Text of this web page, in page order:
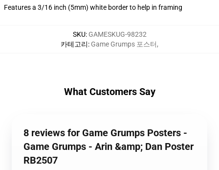
Features a 3/16 inch (5mm) white border to help in framing
SKU: GAMESKUG-98232
카테고리: Game Grumps 포스터,
What Customers Say
8 reviews for Game Grumps Posters -
Game Grumps - Arin &amp; Dan Poster
RB2507